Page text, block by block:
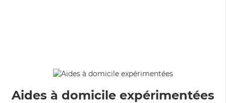
Aides à domicile expérimentées